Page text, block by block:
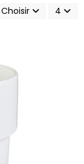
Choisir 4